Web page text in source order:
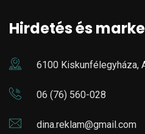
Hirdetés és
6100 Kiskunfélegyháza,
06 (76) 560-028
dina.reklam@gmail.com